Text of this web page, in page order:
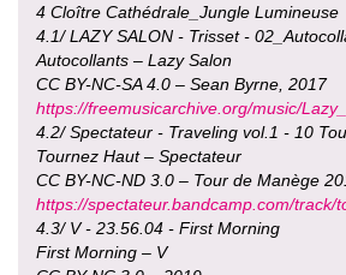
4 Cloître Cathédrale_Jungle Lumineuse
4.1/ LAZY SALON - Trisset -
Autocollants – Lazy Salon
CC BY-NC-SA 4.0 – Sean Byrne, 2017
https://freemusicarchive.org/music/
4.2/ Spectateur - Traveling vol.1 - 10
Tournez Haut – Spectateur
CC BY-NC-ND 3.0 – Tour de Manège
https://spectateur.bandcamp.com/track/
4.3/ V - 23.56.04 - First Morning
First Morning – V